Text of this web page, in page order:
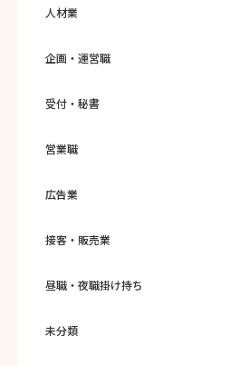
人材業
企画・運営職
受付・秘書
営業職
広告業
接客・販売業
昼職・夜職掛け持ち
未分類